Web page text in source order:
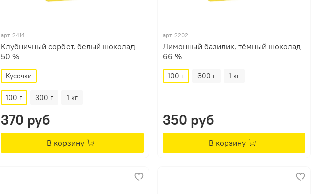
арт. 2414
Клубничный сорбет, белый шоколад
50 %
Кусочки
100 г 300 г 1 кг
370 руб
В корзину
арт. 2202
Лимонный базилик, тёмный шоколад
66 %
100 г 300 г 1 кг
350 руб
В корзину